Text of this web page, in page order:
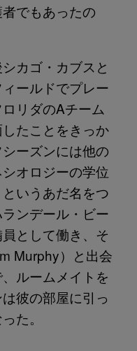
でもあったの
カゴ・カブスと
ールドでプレー
リダのAチーム
たことをきっか
ーズンには他の
オロジーの学位
いうあだ名をつ
ンデール・ビー
として働き、そ
Murphy）と出会
ルームメイトを
彼の部屋に引っ
た。